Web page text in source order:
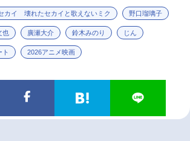
カイ 壊れたセカイと歌えないミク 野口瑠璃子
也 廣瀬大介 鈴木みのり じん
ト 2026アニメ映画